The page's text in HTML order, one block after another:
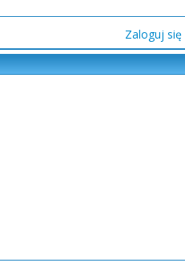
Zaloguj się